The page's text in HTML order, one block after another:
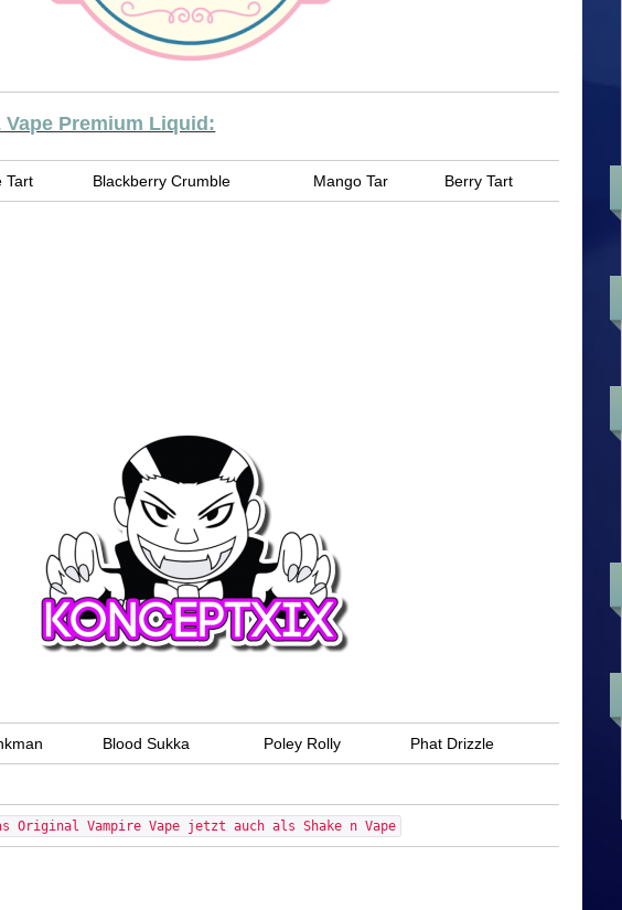
Vape Premium Liquid:
Tart Blackberry Crumble Mango Tar Berry Tart
Blood Sukka Poley Rolly Phat Drizzle
Original Vampire Vape jetzt auch als Shake n Vape